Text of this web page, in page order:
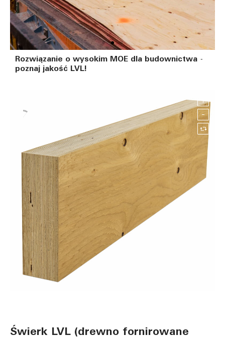
NIEZAWODNE DOSTAWY I STAŁA
Ciągła produkcja & wysoka automatyzacja
Rozwiązanie o wysokim MOE dla budownictwa -
poznaj jakość LVL!
Świerk LVL (drewno fornirowane